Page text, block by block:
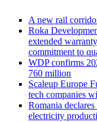
A new rail
Roka
extended
commitment to
WDP confirms
760 million
Scaleup Europe
tech companies
Romania
electricity